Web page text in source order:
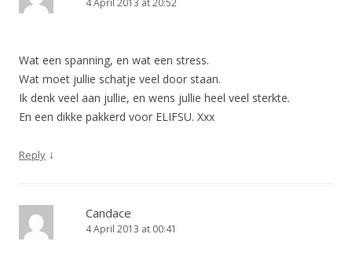
4 April 2013 at 20:52
Wat een spanning, en wat een stress.
Wat moet jullie schatje veel door staan.
Ik denk veel aan jullie, en wens jullie heel veel sterkte.
En een dikke pakkerd voor ELIFSU. Xxx
Reply ↓
Candace
4 April 2013 at 00:41